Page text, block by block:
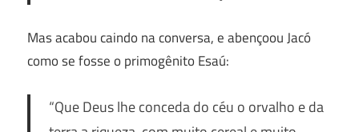
Mas acabou caindo na conversa, e abençoou Jacó
como se fosse o primogênito Esaú:
“Que Deus lhe conceda do céu o orvalho e da